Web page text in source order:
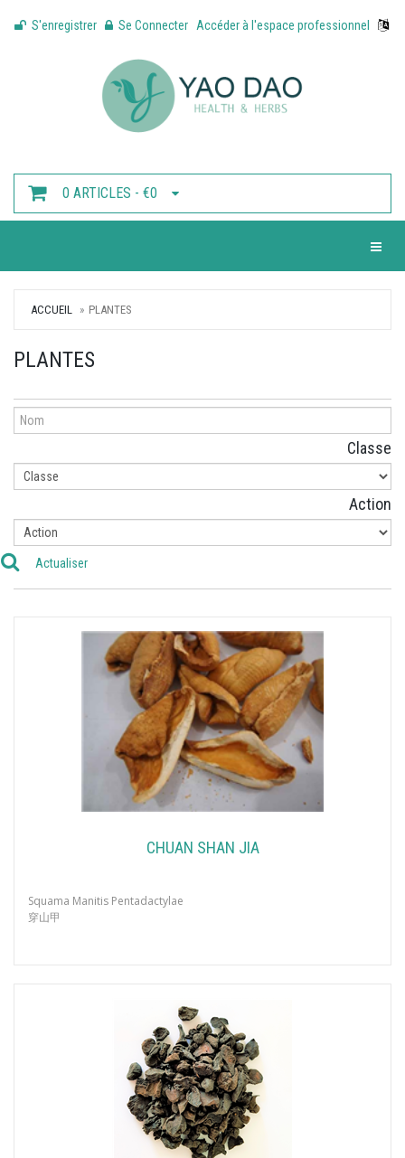
S'enregistrer Se Connecter Accéder à l'espace professionnel
0 ARTICLES - €0
ACCUEIL PLANTES
PLANTES
Classe
Action
Actualiser
CHUAN SHAN JIA
Squama Manitis Pentadactylae
穿山甲